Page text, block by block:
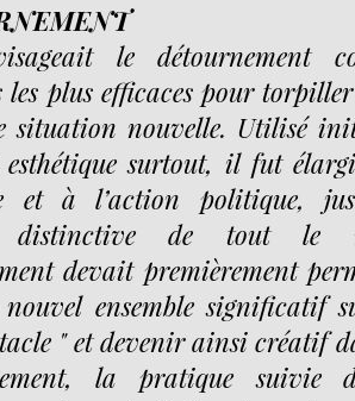
le détournement
les plus efficaces pour
situation nouvelle. Utilisé
esthétique surtout, il fut
et à l’action politique,
distinctive de tout le
devait premièrement
ensemble significatif
" et devenir ainsi créatif
la pratique suivie